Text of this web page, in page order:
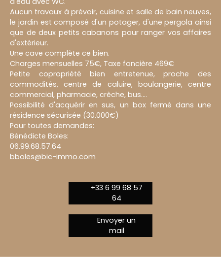
Aucun travaux à prévoir, cuisine et salle de bain neuves,
le jardin est composé d'un potager, d'une pergola ainsi
que de deux petits cabanons pour ranger vos affaires
d'extérieur.
Une cave complète ce bien.
Charges mensuelles 75€, Taxe foncière 469€
Petite copropriété bien entretenue, proche des
commodités, centre de caluire, boulangerie, centre
commercial, pharmacie, crèche, bus....
Possibilité d'acquérir en sus, un box fermé dans une
résidence sécurisée (30.000€)
Pour toutes demandes:
Bénédicte Boles:
06.99.68.57.64
bboles@bic-immo.com
+33 6 99 68 57
64
Envoyer un
mail